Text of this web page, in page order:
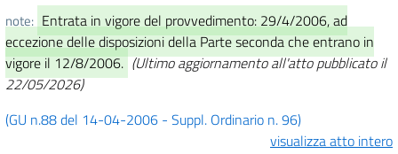
note: Entrata in vigore del provvedimento: 29/4/2006, ad
eccezione delle disposizioni della Parte seconda che entrano in
vigore il 12/8/2006. (Ultimo aggiornamento all'atto pubblicato il
22/05/2026)
(GU n.88 del 14-04-2006 - Suppl. Ordinario n. 96)
visualizza atto intero